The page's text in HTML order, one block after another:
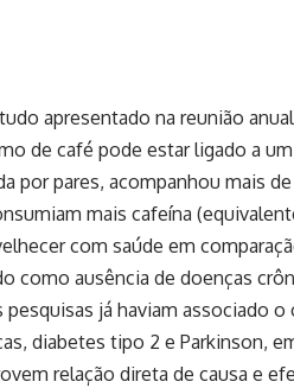
apresentado na reunião
de café pode estar ligado a
por pares, acompanhou mais
mais cafeína
com saúde em
como ausência de doenças
pesquisas já haviam associado
diabetes tipo 2 e Parkinson,
relação direta de causa e